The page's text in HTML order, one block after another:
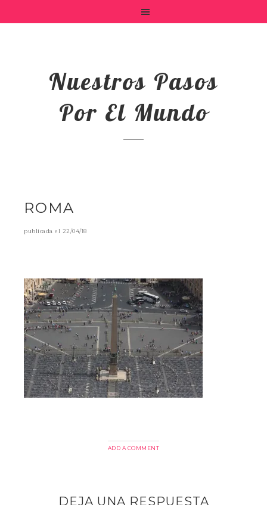
Nuestros Pasos
Por El Mundo
ROMA
publicada el 22/04/18
ADD A COMMENT
DEJA UNA RESPUESTA